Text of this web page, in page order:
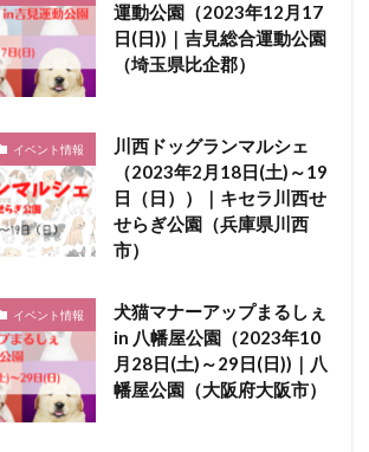
運動公園（2023年12月17
日(日))｜吉見総合運動公園
（埼玉県比企郡）
イベント情報
川西ドッグランマルシェ
（2023年2月18日(土)～19
日（日））｜キセラ川西せ
せらぎ公園（兵庫県川西
市）
イベント情報
犬猫マナーアップまるしぇ
in 八幡屋公園（2023年10
月28日(土)～29日(日))｜八
幡屋公園（大阪府大阪市）